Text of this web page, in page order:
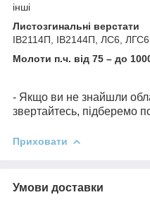
інші
Листозгинальні верстати
ІВ2114П, ІВ2144П, ЛС6, ЛГС6,
Молоти п.ч. від 75 – до
- Якщо ви не знайшли
звертайтесь, підберемо
Приховати
Умови доставки